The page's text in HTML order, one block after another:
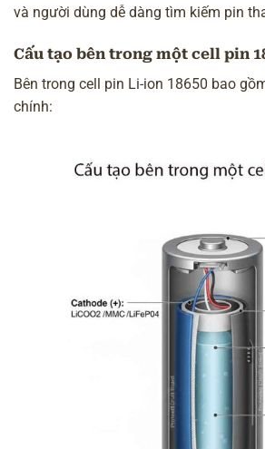
và người dùng dễ dàng tìm kiếm pin
Cấu tạo bên trong một cell pin
Bên trong cell pin Li-ion 18650 bao
chính: